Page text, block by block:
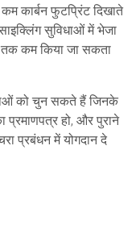
कार्बन फुटप्रिंट दिखाते
सुविधाओं में भेजा
तक कम किया जा सकता
को चुन सकते हैं जिनके
प्रमाणपत्र हो, और पुराने
प्रबंधन में योगदान दे